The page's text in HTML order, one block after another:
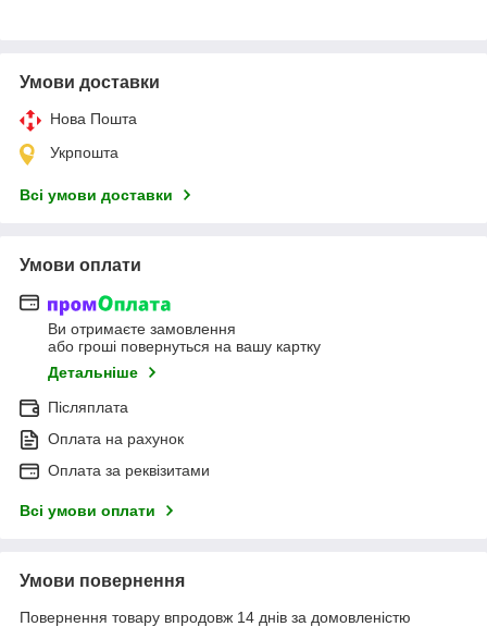
Умови доставки
Нова Пошта
Укрпошта
Всі умови доставки
Умови оплати
Ви отримаєте замовлення
або гроші повернуться на вашу картку
Детальніше
Післяплата
Оплата на рахунок
Оплата за реквізитами
Всі умови оплати
Умови повернення
Повернення товару впродовж 14 днів за домовленістю